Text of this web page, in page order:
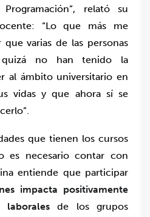
relató su
“Lo que más me
varias de las personas
no han tenido la
al ámbito universitario en
vidas y que ahora sí se
que tienen los cursos
es necesario contar con
entiende que participar
impacta positivamente
laboralesde los grupos